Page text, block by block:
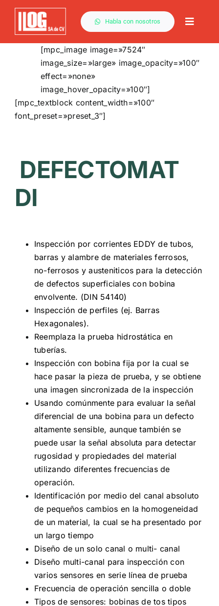
Saltar
contenido
Habla con nosotros
Toggle
[mpc_image image=»7524″
image_size=»large» image_opacity=»100″
effect=»none»
image_hover_opacity=»100″]
[mpc_textblock content_width=»100″
font_preset=»preset_3″]
DEFECTOMAT
DI
Inspección por corrientes EDDY de tubos,
barras y alambre de materiales ferrosos,
no-ferrosos y austeniticos para la detección
de defectos superficiales con bobina
envolvente. (DIN 54140)
Inspección de perfiles (ej. Barras
Hexagonales).
Reemplaza la prueba hidrostática en
tuberías.
Inspección con bobina fija por la cual se
hace pasar la pieza de prueba, y se obtiene
una imagen sincronizada de la inspección
Usando comúnmente para evaluar la señal
diferencial de una bobina para un defecto
altamente sensible, aunque también se
puede usar la señal absoluta para detectar
rugosidad y propiedades del material
utilizando diferentes frecuencias de
operación.
Identificación por medio del canal absoluto
de pequeños cambios en la homogeneidad
de un material, la cual se ha presentado por
un largo tiempo
Diseño de un solo canal o multi- canal
Diseño multi-canal para inspección con
varios sensores en serie línea de prueba
Frecuencia de operación sencilla o doble
Tipos de sensores: bobinas de tos tipos